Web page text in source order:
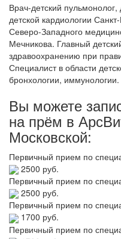
Врач-детский
детской кардиологии
Северо-Западного
Мечникова. Главный
здравоохранению при
Специалист в области
бронхологии,
Вы можете
на прём в
Московской:
Первичный прием по
2500 руб.
Первичный прием по
2500 руб.
Первичный прием по
1700 руб.
Первичный прием по